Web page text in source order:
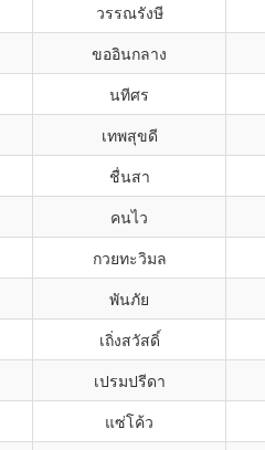
วรรณรังษี
ขออินกลาง
นทีศร
เทพสุขดี
ชื่นสา
คนไว
กวยทะวิมล
พันภัย
เถิ่งสวัสดิ์
เปรมปรีดา
แซ่โค้ว